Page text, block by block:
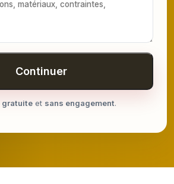
Continuer
gratuite et sans engagement.